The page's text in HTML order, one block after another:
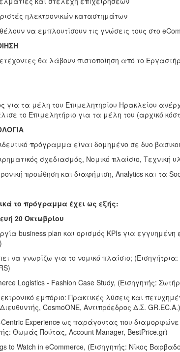
ηλεκτρονικών καταστημάτων
να εμπλουτίσουν τις γνώσεις τους στο
θα λάβουν πιστοποίηση από το
για τα μέλη του Επιμελητηρίου Ηρακλείου
το Επιμελητήριο για τα μέλη του (αρχικό
πρόγραμμα είναι δομημένο σε δυο
σχεδιασμός, Νομικό πλαίσιο, Τεχνική
προώθηση και διαφήμιση, Analytics και τα
το πρόγραμμα έχει ως εξής:
20 Οκτωβρίου
business plan και ορισμός KPIs για εγγυημένη
να γνωρίζω για το νομικό πλαίσιο;
Logistics - Fashion Case Study, (Εισηγητής:
εμπόριο: Πρακτικές λύσεις και
CosmoONE, Αντιπρόεδρος Δ.Σ. GR.EC.A.)
Centric Experience ως παράγοντας που
Θωμάς Πούτας, Account Manager, BestPrice.gr)
to Watch in eCommerce, (Εισηγητής: Νίκος